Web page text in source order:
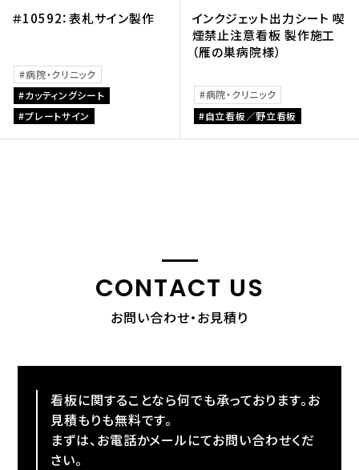
＃10592：表札サイン製作
病院・クリニック
カッティングシート
プレートサイン
インクジェット出力シート 喫
煙禁止注意看板 製作施工
（雁の巣病院様）
病院・クリニック
自立看板／野立看板
CONTACT US
お問い合わせ・お見積り
看板に関することなら何でも承っております。お
見積もりも無料です。
まずは、お電話かメールにてお問い合わせくだ
さい。